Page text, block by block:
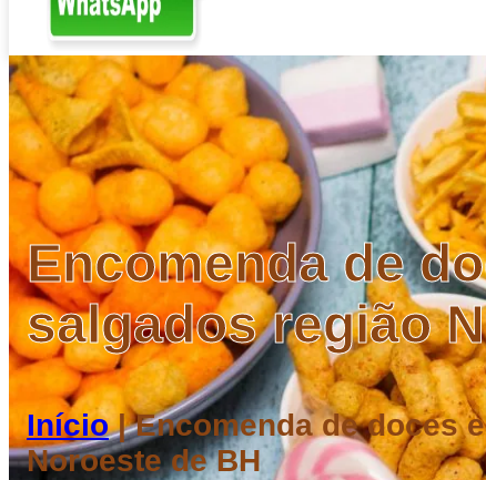
Encomenda de
salgados região
Início|Encomenda de doces
Noroeste de BH